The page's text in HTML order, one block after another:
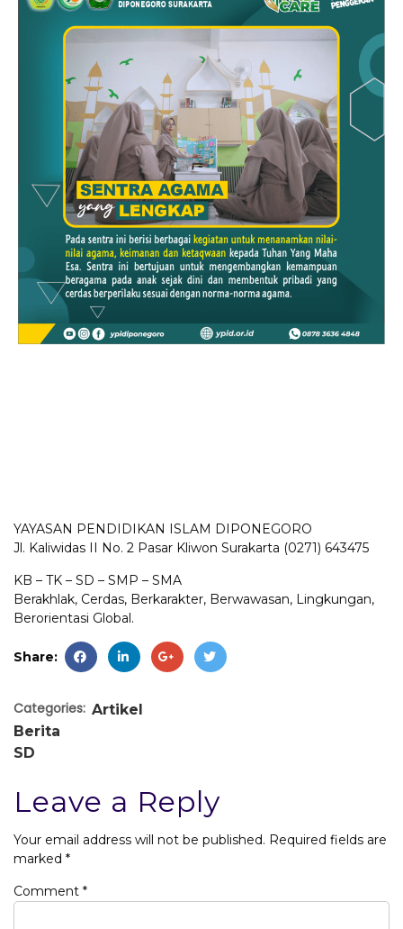
YAYASAN PENDIDIKAN ISLAM DIPONEGORO
Jl. Kaliwidas II No. 2 Pasar Kliwon Surakarta (0271) 643475
KB – TK – SD – SMP – SMA
Berakhlak, Cerdas, Berkarakter, Berwawasan, Lingkungan,
Berorientasi Global.
Share:
Categories: Artikel
Berita
SD
Leave a Reply
Your email address will not be published. Required fields are
marked *
Comment *